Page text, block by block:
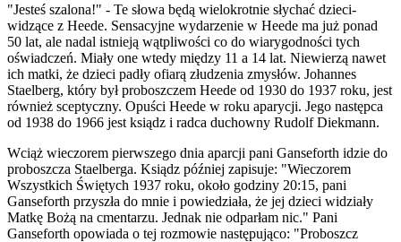
"Jesteś szalona!" - Te słowa będą wielokrotnie słychać dzieci-
widzące z Heede. Sensacyjne wydarzenie w Heede ma już ponad
50 lat, ale nadal istnieją wątpliwości co do wiarygodności tych
oświadczeń. Miały one wtedy między 11 a 14 lat. Niewierzą nawet
ich matki, że dzieci padły ofiarą złudzenia zmysłów. Johannes
Staelberg, który był proboszczem Heede od 1930 do 1937 roku, jest
również sceptyczny. Opuści Heede w roku aparycji. Jego następca
od 1938 do 1966 jest ksiądz i radca duchowny Rudolf Diekmann.
Wciąż wieczorem pierwszego dnia aparcji pani Ganseforth idzie do
proboszcza Staelberga. Ksiądz później zapisuje: "Wieczorem
Wszystkich Świętych 1937 roku, około godziny 20:15, pani
Ganseforth przyszła do mnie i powiedziała, że jej dzieci widziały
Matkę Bożą na cmentarzu. Jednak nie odparłam nic." Pani
Ganseforth opowiada o tej rozmowie następująco: "Proboszcz